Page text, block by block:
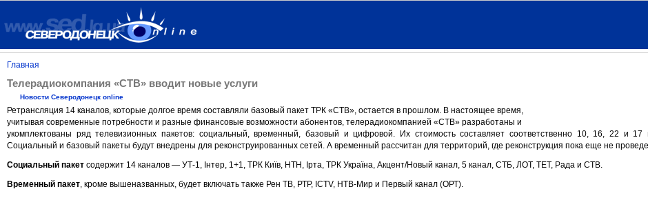
Главная
Телерадиокомпания «СТВ» вводит новые услуги
Новости Северодонецк online
Ретрансляция 14 каналов, которые долгое время составляли базовый пакет ТРК «СТВ», остается в прошлом. В настоящее время,
учитывая современные потребности и разные финансовые возможности абонентов, телерадиокомпанией «СТВ» разработаны и
укомплектованы ряд телевизионных пакетов: социальный, временный, базовый и цифровой. Их стоимость составляет соответственно 10, 16, 22 и 17
Социальный и базовый пакеты будут внедрены для реконструированных сетей. А временный рассчитан для территорий, где реконструкция пока еще не
Социальный пакет содержит 14 каналов — УТ-1, Інтер, 1+1, ТРК Київ, НТН, Ірта, ТРК Україна, Акцент/Новый канал, 5 канал, СТБ, ЛОТ, ТЕТ, Рада и СТВ.
Временный пакет, кроме вышеназванных, будет включать также Рен ТВ, РТР, ІСТV, НТВ-Мир и Первый канал (ОРТ).